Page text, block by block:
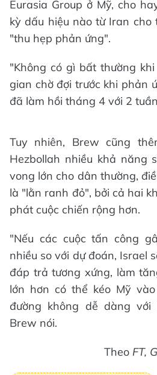
Eurasia Group ở Mỹ, cho
kỳ dấu hiệu nào từ Iran cho
"thu hẹp phản ứng".
"Không có gì bất thường
gian chờ đợi trước khi phản
đã làm hồi tháng 4 với 2
Tuy nhiên, Brew cũng
Hezbollah nhiều khả năng
vong lớn cho dân thường,
là "lằn ranh đỏ", bởi cả hai
phát cuộc chiến rộng hơn.
"Nếu các cuộc tấn công
nhiều so với dự đoán, Israel
đáp trả tương xứng, làm
lớn hơn có thể kéo Mỹ
đường không dễ dàng với
Brew nói.
Theo FT,